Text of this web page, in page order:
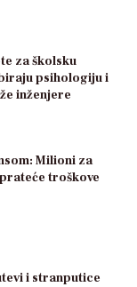
za školsku
psihologiju i
inženjere
Milioni za
troškove
i stranputice